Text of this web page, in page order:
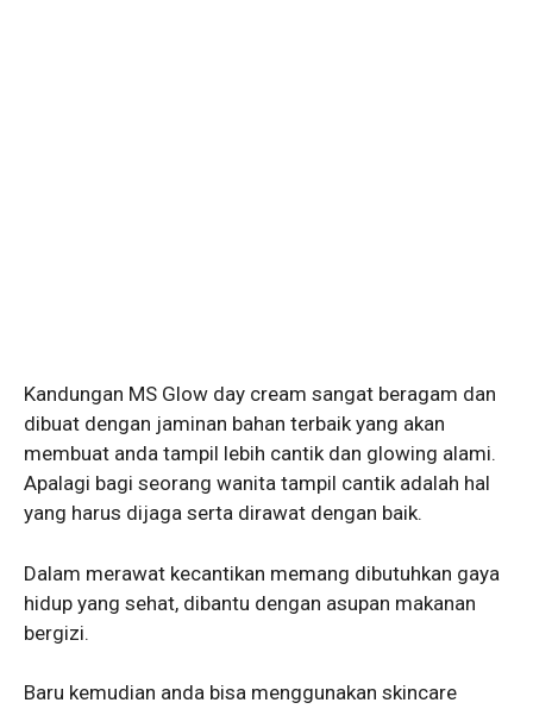
Kandungan MS Glow day cream sangat beragam dan
dibuat dengan jaminan bahan terbaik yang akan
membuat anda tampil lebih cantik dan glowing alami.
Apalagi bagi seorang wanita tampil cantik adalah hal
yang harus dijaga serta dirawat dengan baik.
Dalam merawat kecantikan memang dibutuhkan gaya
hidup yang sehat, dibantu dengan asupan makanan
bergizi.
Baru kemudian anda bisa menggunakan skincare